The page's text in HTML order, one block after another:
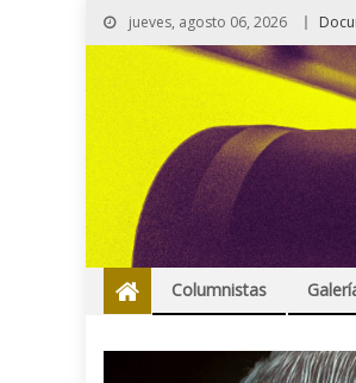
jueves, agosto 06, 2026
Columnistas